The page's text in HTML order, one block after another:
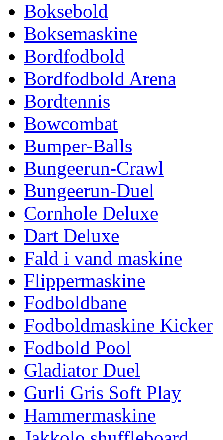
Boksebold
Boksemaskine
Bordfodbold
Bordfodbold Arena
Bordtennis
Bowcombat
Bumper-Balls
Bungeerun-Crawl
Bungeerun-Duel
Cornhole Deluxe
Dart Deluxe
Fald i vand maskine
Flippermaskine
Fodboldbane
Fodboldmaskine Kicker
Fodbold Pool
Gladiator Duel
Gurli Gris Soft Play
Hammermaskine